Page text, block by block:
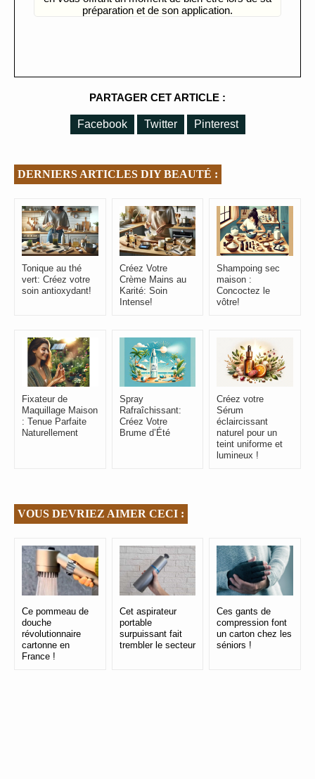
préparation et de son application.
PARTAGER CET ARTICLE :
Facebook Twitter Pinterest
DERNIERS ARTICLES DIY BEAUTÉ :
Tonique au thé
vert: Créez votre
soin antioxydant!
Créez Votre
Crème Mains au
Karité: Soin
Intense!
Shampoing sec
maison :
Concoctez le
vôtre!
Fixateur de
Maquillage Maison
: Tenue Parfaite
Naturellement
Spray
Rafraîchissant:
Créez Votre
Brume d’Été
Créez votre
Sérum
éclaircissant
naturel pour un
teint uniforme et
lumineux !
VOUS DEVRIEZ AIMER CECI :
Ce pommeau de
douche
révolutionnaire
cartonne en
France !
Cet aspirateur
portable
surpuissant fait
trembler le secteur
Ces gants de
compression font
un carton chez les
séniors !